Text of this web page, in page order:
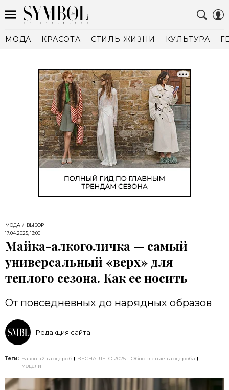
МОДА КРАСОТА СТИЛЬ ЖИЗНИ КУЛЬТУРА
МОДА
ВЫБОР
17.04.2025, 13:00
Майка-алкоголичка — самый
универсальный «верх» для
теплого сезона. Как ее носить
От повседневных до нарядных образов
Редакция сайта
Теги: Базовый гардероб ВЕСНА-ЛЕТО 2025
Обновление гардероба
модели